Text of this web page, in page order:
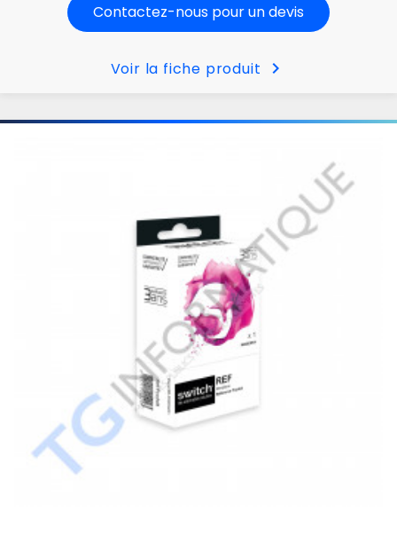
Contactez-nous pour un devis
Voir la fiche produit chevron_right